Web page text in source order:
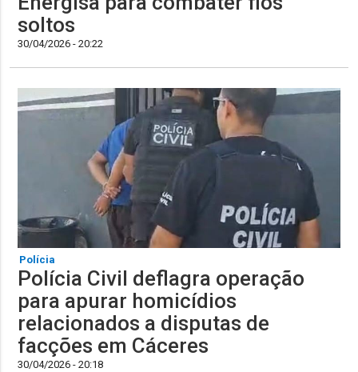
soltos
30/04/2026 - 20:22
Polícia
Polícia Civil deflagra operação
para apurar homicídios
relacionados a disputas de
facções em Cáceres
30/04/2026 - 20:18